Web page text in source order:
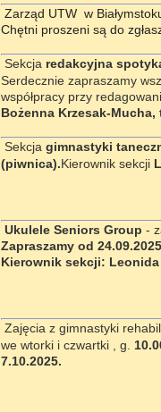
Zarząd UTW w
Chętni proszeni są do
Sekcja redakcyjna
Serdecznie zapraszamy
współpracy przy
Bożenna Krzesak-Mucha,
Sekcja gimnastyki
(piwnica).Kierownik sekcji
Ukulele Seniors Group -
Zapraszamy od
Kierownik sekcji:
Zajęcia z gimnastyki
we wtorki i czwartki , g.
7.10.2025.